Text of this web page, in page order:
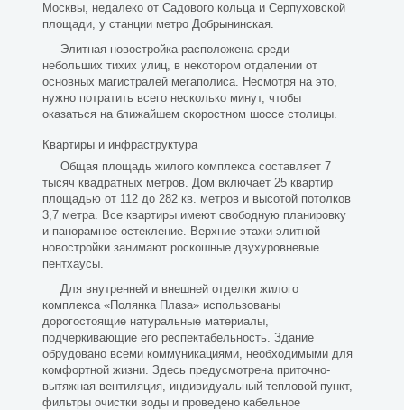
Москвы, недалеко от Садового кольца и Серпуховской
площади, у станции метро Добрынинская.
Элитная новостройка расположена среди
небольших тихих улиц, в некотором отдалении от
основных магистралей мегаполиса. Несмотря на это,
нужно потратить всего несколько минут, чтобы
оказаться на ближайшем скоростном шоссе столицы.
Квартиры и инфраструктура
Общая площадь жилого комплекса составляет 7
тысяч квадратных метров. Дом включает 25 квартир
площадью от 112 до 282 кв. метров и высотой потолков
3,7 метра. Все квартиры имеют свободную планировку
и панорамное остекление. Верхние этажи элитной
новостройки занимают роскошные двухуровневые
пентхаусы.
Для внутренней и внешней отделки жилого
комплекса «Полянка Плаза» использованы
дорогостоящие натуральные материалы,
подчеркивающие его респектабельность. Здание
обрудовано всеми коммуникациями, необходимыми для
комфортной жизни. Здесь предусмотрена приточно-
вытяжная вентиляция, индивидуальный тепловой пункт,
фильтры очистки воды и проведено кабельное